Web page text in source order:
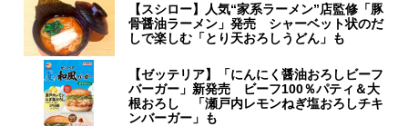
【スシロー】人気“家系ラーメン”店監修「豚
骨醤油ラーメン」発売 シャーベット状のだ
しで楽しむ「とり天おろしうどん」も
【ゼッテリア】「にんにく醤油おろしビーフ
バーガー」新発売 ビーフ100％パティ＆大
根おろし 「瀬戸内レモンねぎ塩おろしチキ
ンバーガー」も